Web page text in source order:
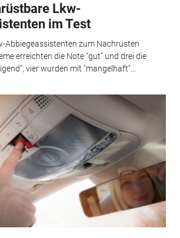
Lkw-
im Test
Abbiegeassistenten zum Nachrüsten
erreichten die Note "gut" und drei die
vier wurden mit "mangelhaft"...